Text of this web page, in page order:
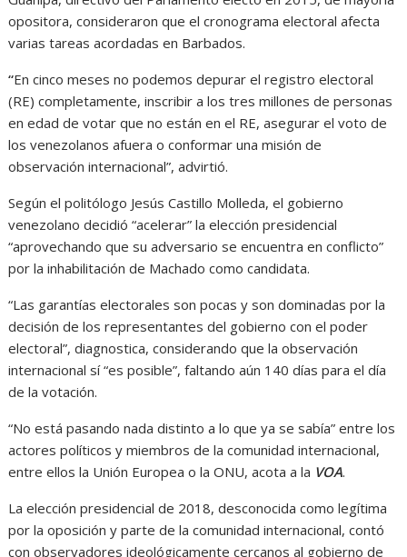
opositora, consideraron que el cronograma electoral afecta
varias tareas acordadas en Barbados.
“En cinco meses no podemos depurar el registro electoral
(RE) completamente, inscribir a los tres millones de personas
en edad de votar que no están en el RE, asegurar el voto de
los venezolanos afuera o conformar una misión de
observación internacional”, advirtió.
Según el politólogo Jesús Castillo Molleda, el gobierno
venezolano decidió “acelerar” la elección presidencial
“aprovechando que su adversario se encuentra en conflicto”
por la inhabilitación de Machado como candidata.
“Las garantías electorales son pocas y son dominadas por la
decisión de los representantes del gobierno con el poder
electoral”, diagnostica, considerando que la observación
internacional sí “es posible”, faltando aún 140 días para el día
de la votación.
“No está pasando nada distinto a lo que ya se sabía” entre los
actores políticos y miembros de la comunidad internacional,
entre ellos la Unión Europea o la ONU, acota a la VOA.
La elección presidencial de 2018, desconocida como legítima
por la oposición y parte de la comunidad internacional, contó
con observadores ideológicamente cercanos al gobierno de